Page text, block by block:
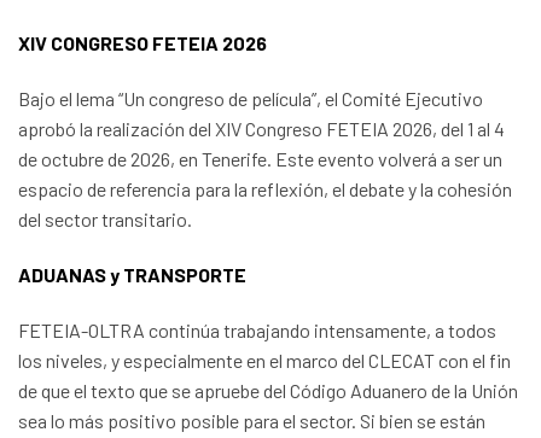
XIV CONGRESO FETEIA 2026
Bajo el lema “Un congreso de película”, el Comité Ejecutivo
aprobó la realización del XIV Congreso FETEIA 2026, del 1 al 4
de octubre de 2026, en Tenerife. Este evento volverá a ser un
espacio de referencia para la reflexión, el debate y la cohesión
del sector transitario.
ADUANAS y TRANSPORTE
FETEIA-OLTRA continúa trabajando intensamente, a todos
los niveles, y especialmente en el marco del CLECAT con el fin
de que el texto que se apruebe del Código Aduanero de la Unión
sea lo más positivo posible para el sector. Si bien se están